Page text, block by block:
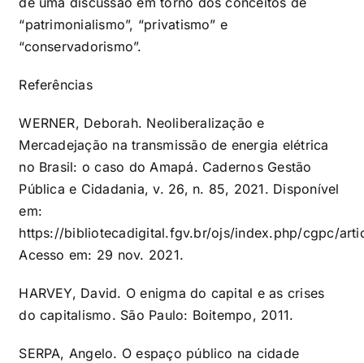
“patrimonialismo”, “privatismo” e
“conservadorismo”.
Referências
WERNER, Deborah. Neoliberalização e
Mercadejação na transmissão de energia elétrica
no Brasil: o caso do Amapá. Cadernos Gestão
Pública e Cidadania, v. 26, n. 85, 2021. Disponível
em:
https://bibliotecadigital.fgv.br/ojs/index.php/cgpc/
Acesso em: 29 nov. 2021.
HARVEY, David. O enigma do capital e as crises
do capitalismo. São Paulo: Boitempo, 2011.
SERPA, Angelo. O espaço público na cidade